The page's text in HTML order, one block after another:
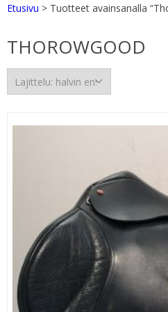
Etusivu > Tuotteet avainsanalla
THOROWGOOD